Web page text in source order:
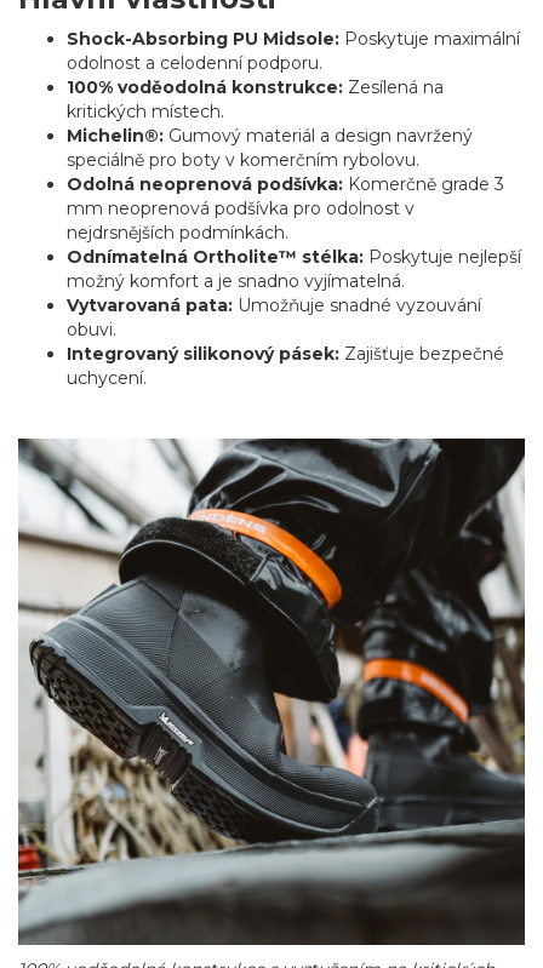
Shock-Absorbing PU Midsole: Poskytuje maximální
odolnost a celodenní podporu.
100% voděodolná konstrukce: Zesílená na
kritických místech.
Michelin®: Gumový materiál a design navržený
speciálně pro boty v komerčním rybolovu.
Odolná neoprenová podšívka: Komerčně grade 3
mm neoprenová podšívka pro odolnost v
nejdrsnějších podmínkách.
Odnímatelná Ortholite™ stélka: Poskytuje nejlepší
možný komfort a je snadno vyjímatelná.
Vytvarovaná pata: Umožňuje snadné vyzouvání
obuvi.
Integrovaný silikonový pásek: Zajišťuje bezpečné
uchycení.